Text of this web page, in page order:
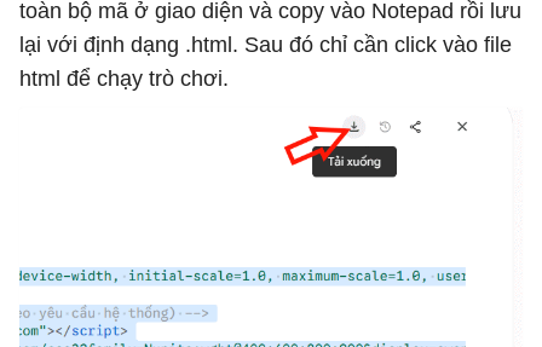
toàn bộ mã ở giao diện và copy vào Notepad rồi lưu
lại với định dạng .html. Sau đó chỉ cần click vào file
html để chạy trò chơi.